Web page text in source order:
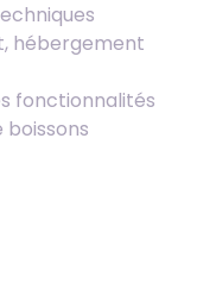
hébergement
fonctionnalités